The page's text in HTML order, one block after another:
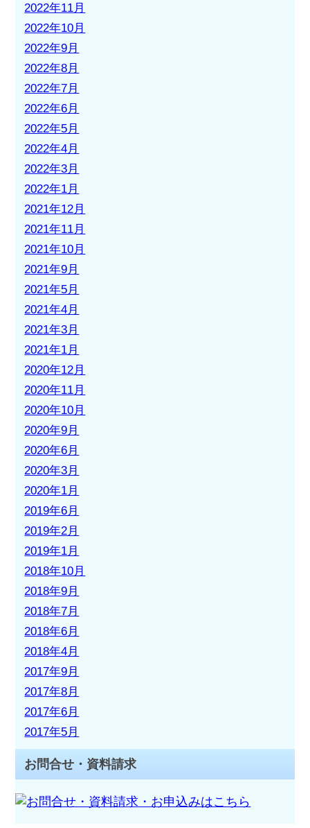
2022年11月
2022年10月
2022年9月
2022年8月
2022年7月
2022年6月
2022年5月
2022年4月
2022年3月
2022年1月
2021年12月
2021年11月
2021年10月
2021年9月
2021年5月
2021年4月
2021年3月
2021年1月
2020年12月
2020年11月
2020年10月
2020年9月
2020年6月
2020年3月
2020年1月
2019年6月
2019年2月
2019年1月
2018年10月
2018年9月
2018年7月
2018年6月
2018年4月
2017年9月
2017年8月
2017年6月
2017年5月
お問合せ・資料請求